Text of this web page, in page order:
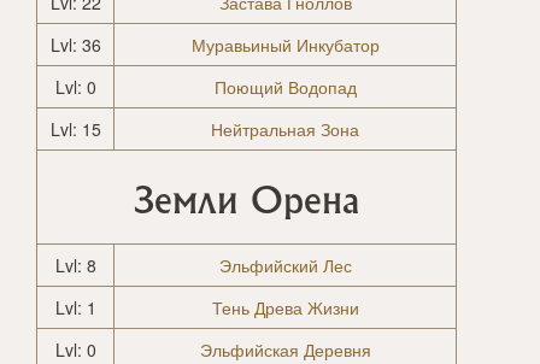
Lvl: 36
Муравьиный Инкубатор
Lvl: 0
Поющий Водопад
Lvl: 15
Нейтральная Зона
Земли Орена
Lvl: 8
Эльфийский Лес
Lvl: 1
Тень Древа Жизни
Lvl: 0
Эльфийская Деревня